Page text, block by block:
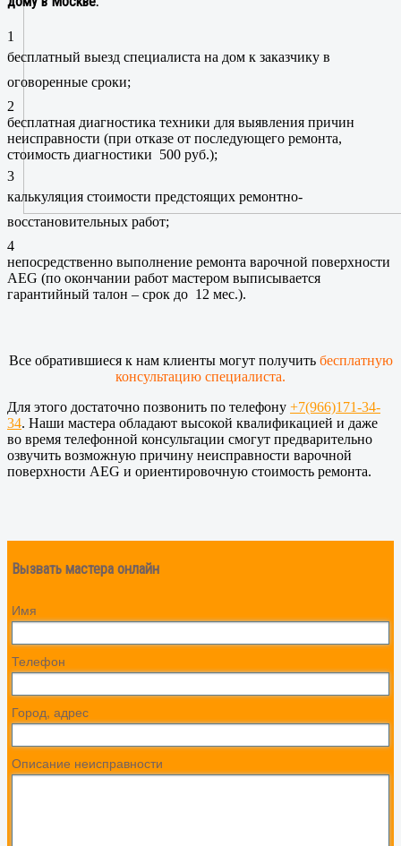
1
бесплатный выезд специалиста на дом к заказчику в
оговоренные сроки;
2
бесплатная диагностика техники для выявления причин
неисправности (при отказе от последующего ремонта,
стоимость диагностики 500 руб.);
3
калькуляция стоимости предстоящих ремонтно-
восстановительных работ;
4
непосредственно выполнение ремонта варочной поверхности
AEG (по окончании работ мастером выписывается
гарантийный талон – срок до 12 мес.).
Все обратившиеся к нам клиенты могут получить бесплатную
консультацию специалиста.
Для этого достаточно позвонить по телефону +7(966)171-34-
34. Наши мастера обладают высокой квалификацией и даже
во время телефонной консультации смогут предварительно
озвучить возможную причину неисправности варочной
поверхности AEG и ориентировочную стоимость ремонта.
Вызвать мастера онлайн
Имя
Телефон
Город, адрес
Описание неисправности